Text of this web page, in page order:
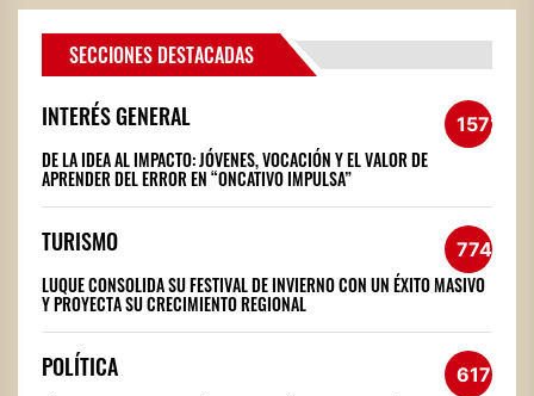
SECCIONES DESTACADAS
INTERÉS GENERAL 1572
DE LA IDEA AL IMPACTO: JÓVENES, VOCACIÓN Y EL VALOR DE
APRENDER DEL ERROR EN “ONCATIVO IMPULSA”
TURISMO 774
LUQUE CONSOLIDA SU FESTIVAL DE INVIERNO CON UN ÉXITO MASIVO
Y PROYECTA SU CRECIMIENTO REGIONAL
POLÍTICA 617